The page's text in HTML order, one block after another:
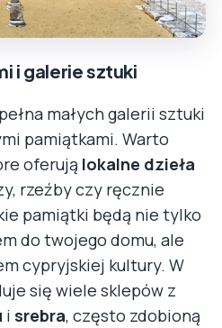
i galerie sztuki
małych galerii sztuki
pamiątkami. Warto
oferują lokalne dzieła
rzeźby czy ręcznie
pamiątki będą nie tylko
do twojego domu, ale
cypryjskiej kultury. W
się wiele sklepów z
i srebra, często zdobioną